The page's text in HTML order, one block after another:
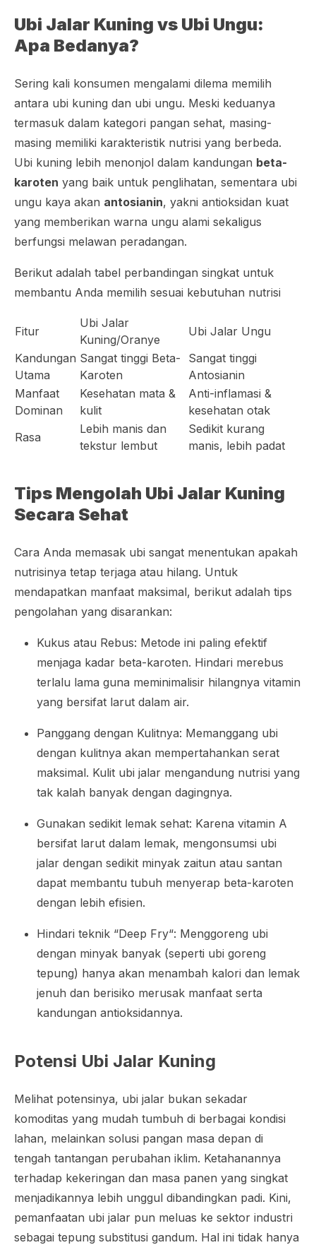
Ubi Jalar Kuning vs Ubi Ungu:
Apa Bedanya?
Sering kali konsumen mengalami dilema memilih
antara ubi kuning dan ubi ungu. Meski keduanya
termasuk dalam kategori pangan sehat, masing-
masing memiliki karakteristik nutrisi yang berbeda.
Ubi kuning lebih menonjol dalam kandungan beta-
karoten yang baik untuk penglihatan, sementara ubi
ungu kaya akan antosianin, yakni antioksidan kuat
yang memberikan warna ungu alami sekaligus
berfungsi melawan peradangan.
Berikut adalah tabel perbandingan singkat untuk
membantu Anda memilih sesuai kebutuhan nutrisi
Fitur
Ubi Jalar
Kuning/Oranye
Ubi Jalar Ungu
Kandungan
Utama
Sangat tinggi Beta-
Karoten
Sangat tinggi
Antosianin
Manfaat
Dominan
Kesehatan mata &
kulit
Anti-inflamasi &
kesehatan otak
Rasa
Lebih manis dan
tekstur lembut
Sedikit kurang
manis, lebih padat
Tips Mengolah Ubi Jalar Kuning
Secara Sehat
Cara Anda memasak ubi sangat menentukan apakah
nutrisinya tetap terjaga atau hilang. Untuk
mendapatkan manfaat maksimal, berikut adalah tips
pengolahan yang disarankan:
Kukus atau Rebus: Metode ini paling efektif
menjaga kadar beta-karoten. Hindari merebus
terlalu lama guna meminimalisir hilangnya vitamin
yang bersifat larut dalam air.
Panggang dengan Kulitnya: Memanggang ubi
dengan kulitnya akan mempertahankan serat
maksimal. Kulit ubi jalar mengandung nutrisi yang
tak kalah banyak dengan dagingnya.
Gunakan sedikit lemak sehat: Karena vitamin A
bersifat larut dalam lemak, mengonsumsi ubi
jalar dengan sedikit minyak zaitun atau santan
dapat membantu tubuh menyerap beta-karoten
dengan lebih efisien.
Hindari teknik “Deep Fry“: Menggoreng ubi
dengan minyak banyak (seperti ubi goreng
tepung) hanya akan menambah kalori dan lemak
jenuh dan berisiko merusak manfaat serta
kandungan antioksidannya.
Potensi Ubi Jalar Kuning
Melihat potensinya, ubi jalar bukan sekadar
komoditas yang mudah tumbuh di berbagai kondisi
lahan, melainkan solusi pangan masa depan di
tengah tantangan perubahan iklim. Ketahanannya
terhadap kekeringan dan masa panen yang singkat
menjadikannya lebih unggul dibandingkan padi. Kini,
pemanfaatan ubi jalar pun meluas ke sektor industri
sebagai tepung substitusi gandum. Hal ini tidak hanya